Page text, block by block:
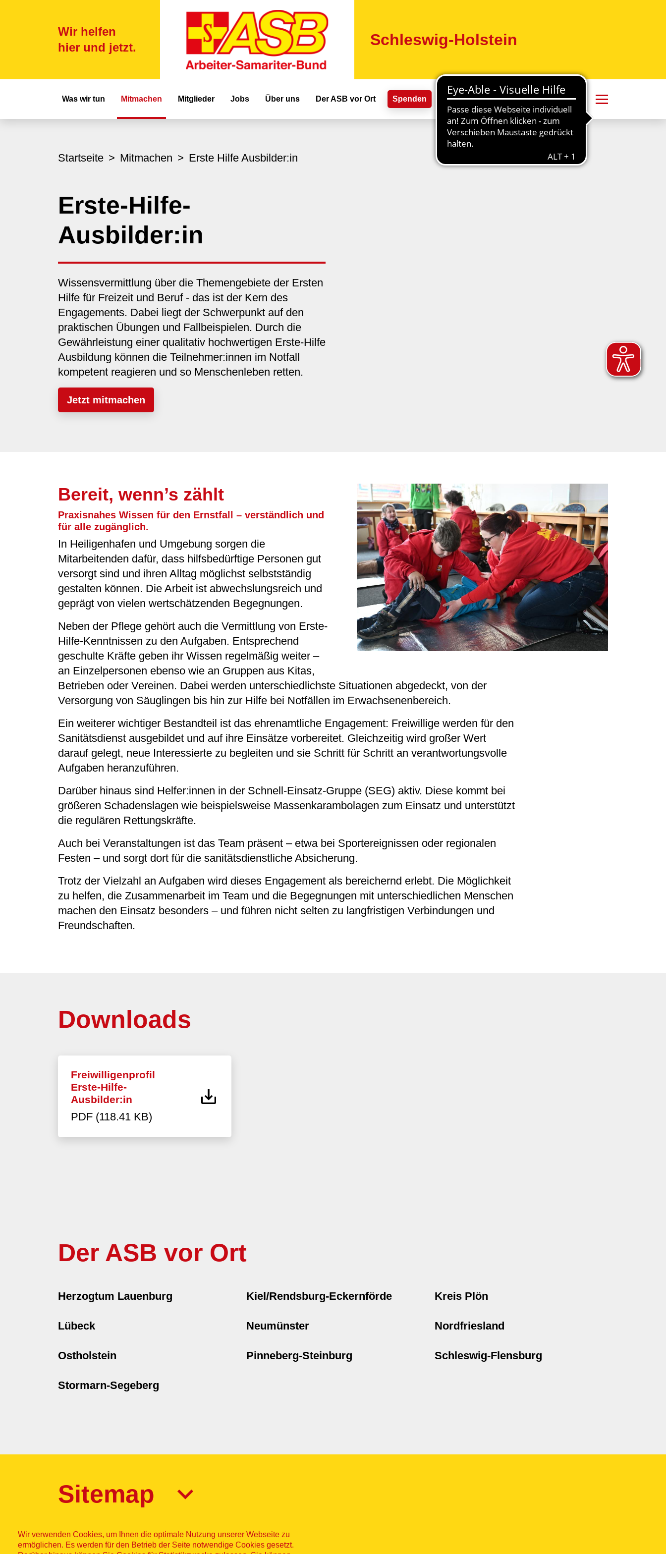
Wir helfen
hier und jetzt.
Schleswig-Holstein
Hauptnavigation
Was wir tun Mitmachen Mitglieder Jobs Über uns Der ASB vor Ort Spenden
Startseite Mitmachen Erste Hilfe Ausbilder:in
Erste-Hilfe-
Ausbilder:in
Wissensvermittlung über die Themengebiete der Ersten
Hilfe für Freizeit und Beruf - das ist der Kern des
Engagements. Dabei liegt der Schwerpunkt auf den
praktischen Übungen und Fallbeispielen. Durch die
Gewährleistung einer qualitativ hochwertigen Erste-Hilfe
Ausbildung können die Teilnehmer:innen im Notfall
kompetent reagieren und so Menschenleben retten.
Jetzt mitmachen
Bereit, wenn’s zählt
Praxisnahes Wissen für den Ernstfall – verständlich und
für alle zugänglich.
In Heiligenhafen und Umgebung sorgen die
Mitarbeitenden dafür, dass hilfsbedürftige Personen gut
versorgt sind und ihren Alltag möglichst selbstständig
gestalten können. Die Arbeit ist abwechslungsreich und
geprägt von vielen wertschätzenden Begegnungen.
Neben der Pflege gehört auch die Vermittlung von Erste-
Hilfe-Kenntnissen zu den Aufgaben. Entsprechend
geschulte Kräfte geben ihr Wissen regelmäßig weiter –
an Einzelpersonen ebenso wie an Gruppen aus Kitas,
Betrieben oder Vereinen. Dabei werden unterschiedlichste Situationen abgedeckt, von der
Versorgung von Säuglingen bis hin zur Hilfe bei Notfällen im Erwachsenenbereich.
Ein weiterer wichtiger Bestandteil ist das ehrenamtliche Engagement: Freiwillige werden für den
Sanitätsdienst ausgebildet und auf ihre Einsätze vorbereitet. Gleichzeitig wird großer Wert
darauf gelegt, neue Interessierte zu begleiten und sie Schritt für Schritt an verantwortungsvolle
Aufgaben heranzuführen.
Darüber hinaus sind Helfer:innen in der Schnell-Einsatz-Gruppe (SEG) aktiv. Diese kommt bei
größeren Schadenslagen wie beispielsweise Massenkarambolagen zum Einsatz und unterstützt
die regulären Rettungskräfte.
Auch bei Veranstaltungen ist das Team präsent – etwa bei Sportereignissen oder regionalen
Festen – und sorgt dort für die sanitätsdienstliche Absicherung.
Trotz der Vielzahl an Aufgaben wird dieses Engagement als bereichernd erlebt. Die Möglichkeit
zu helfen, die Zusammenarbeit im Team und die Begegnungen mit unterschiedlichen Menschen
machen den Einsatz besonders – und führen nicht selten zu langfristigen Verbindungen und
Freundschaften.
Downloads
Freiwilligenprofil
Erste-Hilfe-
Ausbilder:in
PDF (118.41 KB)
Der ASB vor Ort
Herzogtum Lauenburg Kiel/Rendsburg-Eckernförde Kreis Plön
Lübeck Neumünster Nordfriesland
Ostholstein Pinneberg-Steinburg Schleswig-Flensburg
Stormarn-Segeberg
Wir verwenden Cookies, um Ihnen die optimale Nutzung unserer Webseite zu
ermöglichen. Es werden für den Betrieb der Seite notwendige Cookies gesetzt.
Sitemap